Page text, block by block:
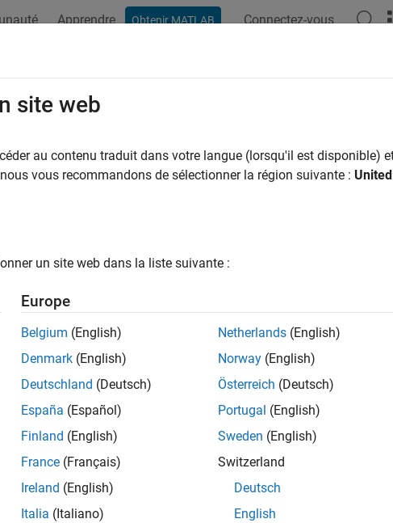
Apprendre Obtenir MATLAB Connectez-vous
How useful was this
site web
au contenu traduit dans votre langue (lorsqu'il est disponible)
vous recommandons de sélectionner la région suivante :
un site web dans la liste suivante :
Europe
Belgium (English)
Denmark (English)
Deutschland (Deutsch)
España (Español)
Finland (English)
France (Français)
Ireland (English)
Italia (Italiano)
Netherlands (English)
Norway (English)
Österreich (Deutsch)
Portugal (English)
Sweden (English)
Switzerland
Deutsch
English